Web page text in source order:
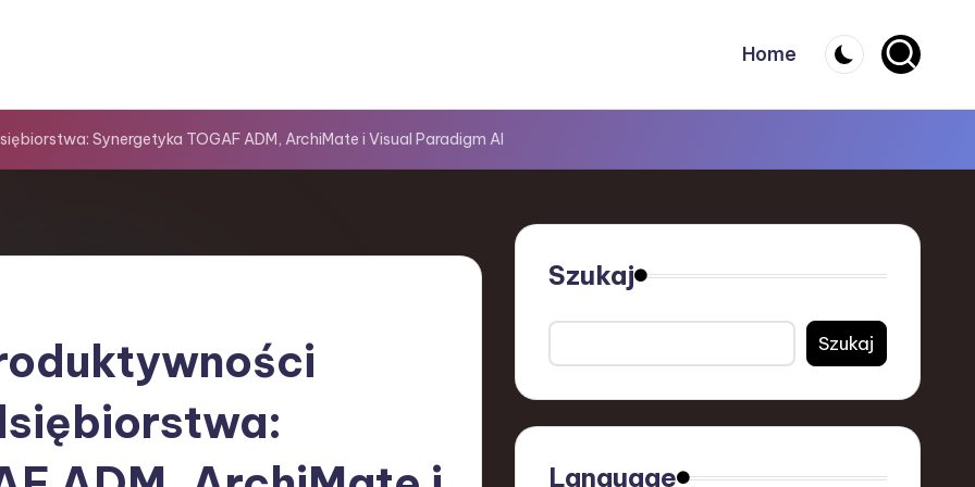
Home
Synergetyka TOGAF ADM, ArchiMate i Visual Paradigm AI
Szukaj
Szukaj
Language